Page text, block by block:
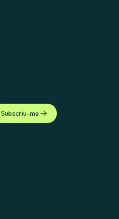
Subscriu-me